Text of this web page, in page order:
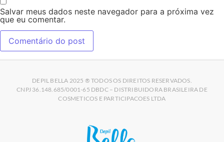
Salvar meus dados neste navegador para a próxima vez
que eu comentar.
DEPIL BELLA 2025 ® TODOS OS DIREITOS RESERVADOS.
CNPJ 36.148.685/0001-65 DBDC – DISTRIBUIDORA BRASILEIRA DE
COSMETICOS E PARTICIPACOES LTDA